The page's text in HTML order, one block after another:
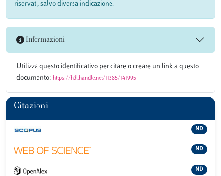
riservati, salvo diversa indicazione.
Informazioni
Utilizza questo identificativo per citare o creare un link a questo
documento: https://hdl.handle.net/11385/141995
Citazioni
ND
ND
ND